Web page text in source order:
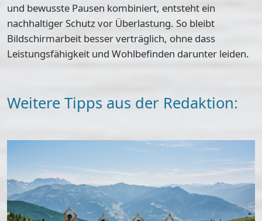
und bewusste Pausen kombiniert, entsteht ein
nachhaltiger Schutz vor Überlastung. So bleibt
Bildschirmarbeit besser verträglich, ohne dass
Leistungsfähigkeit und Wohlbefinden darunter leiden.
Weitere Tipps aus der Redaktion: